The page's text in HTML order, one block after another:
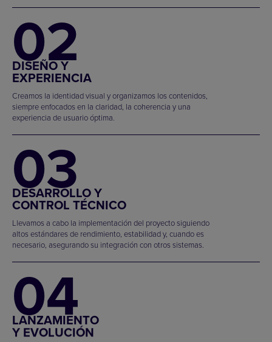
02
DISEÑO Y
EXPERIENCIA
Creamos la identidad visual y organizamos los contenidos,
siempre enfocados en la claridad, la coherencia y una
experiencia de usuario óptima.
03
DESARROLLO Y
CONTROL TÉCNICO
Llevamos a cabo la implementación del proyecto siguiendo
altos estándares de rendimiento, estabilidad y, cuando es
necesario, asegurando su integración con otros sistemas.
04
LANZAMIENTO
Y EVOLUCIÓN